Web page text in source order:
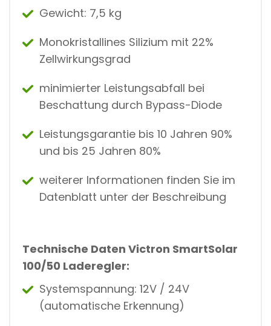
Gewicht: 7,5 kg
Monokristallines Silizium mit 22%
Zellwirkungsgrad
minimierter Leistungsabfall bei
Beschattung durch Bypass-Diode
Leistungsgarantie bis 10 Jahren 90%
und bis 25 Jahren 80%
weiterer Informationen finden Sie im
Datenblatt unter der Beschreibung
Technische Daten Victron SmartSolar
100/50 Laderegler:
Systemspannung: 12V / 24V
(automatische Erkennung)